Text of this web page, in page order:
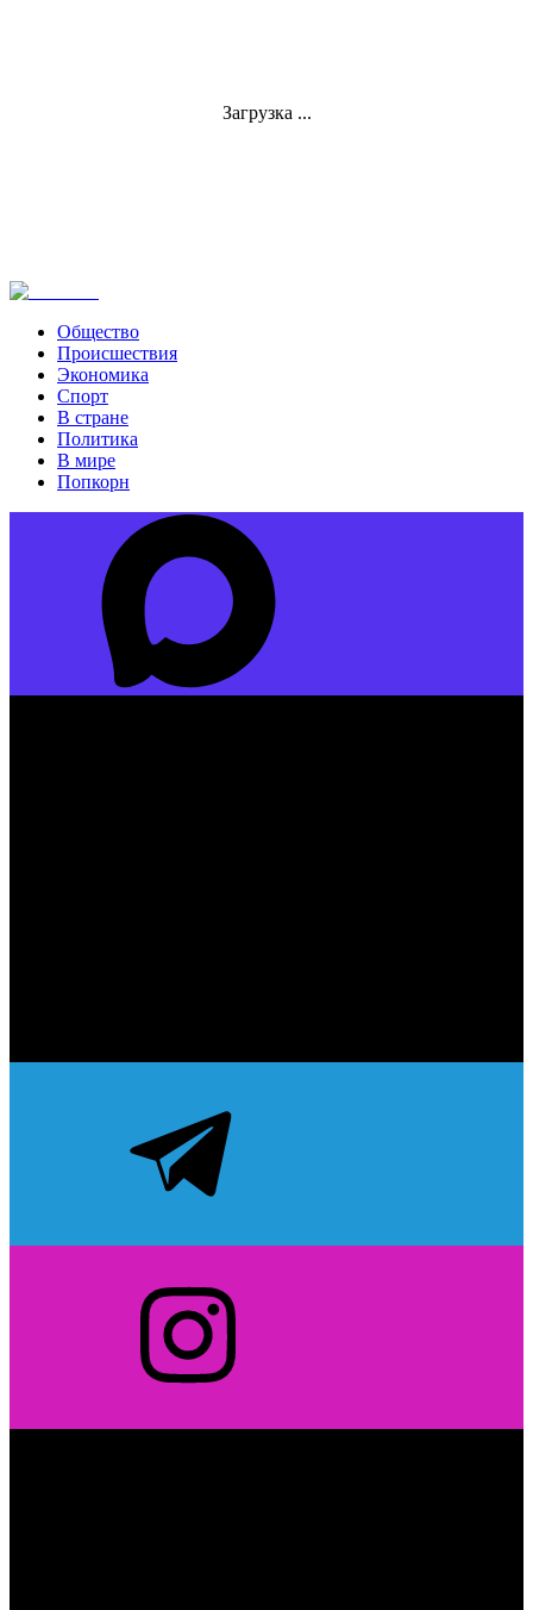
Загрузка ...
Общество
Происшествия
Экономика
Спорт
В стране
Политика
В мире
Попкорн